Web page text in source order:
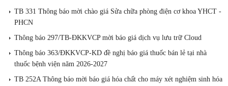
TB 331 Thông báo mời chào giá Sửa chữa phòng điện cơ khoa YHCT -
PHCN
Thông báo 297/TB-ĐKKVCP mời báo giá dịch vụ lưu trữ Cloud
Thông báo 363/ĐKKVCP-KD đề nghị báo giá thuốc bán lẻ tại nhà
thuốc bệnh viện năm 2026-2027
TB 252A Thông báo mời báo giá hóa chất cho máy xét nghiệm sinh hóa